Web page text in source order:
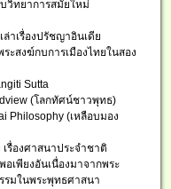
วิทยาการสมัยใหม่
าเรื่องปรัชญาอินเดีย
ะสงฆ์กบการเมืองไทยในสอง
Sutta
(โลกทัศน์ชาวพุทธ)
Philosophy (เหลือบมอง
เรื่องศาสนาประจำชาติ
เพียงอันเนื่องมาจากพระ
รมในพระพุทธศาสนา